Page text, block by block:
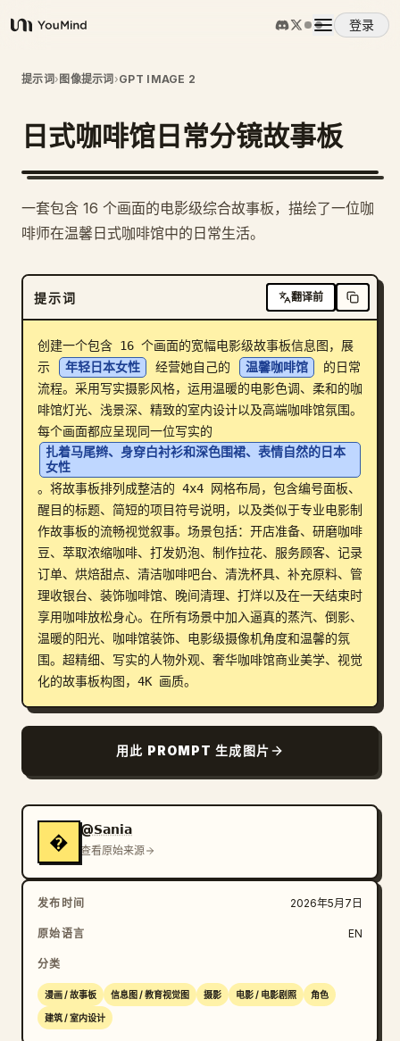
YouMind
登录
概览
使用案例
定价
下载
博客
提示词› 图像提示词 ›GPT IMAGE 2
日式咖啡馆日常分镜故事板
一套包含 16 个画面的电影级综合故事板，描绘了一位咖
啡师在温馨日式咖啡馆中的日常生活。
提示词 翻译前
创建一个包含 16 个画面的宽幅电影级故事板信息图，展
示
年轻日本女性 经营她自己的 温馨咖啡馆
的日常
流程。采用写实摄影风格，运用温暖的电影色调、柔和的咖
啡馆灯光、浅景深、精致的室内设计以及高端咖啡馆氛围。
每个画面都应呈现同一位写实的
扎着马尾辫、身穿白衬衫和深色围裙、表情自然的日本
女性
。将故事板排列成整洁的 4x4 网格布局，包含编号面板、
醒目的标题、简短的项目符号说明，以及类似于专业电影制
作故事板的流畅视觉叙事。场景包括：开店准备、研磨咖啡
豆、萃取浓缩咖啡、打发奶泡、制作拉花、服务顾客、记录
订单、烘焙甜点、清洁咖啡吧台、清洗杯具、补充原料、管
理收银台、装饰咖啡馆、晚间清理、打烊以及在一天结束时
享用咖啡放松身心。在所有场景中加入逼真的蒸汽、倒影、
温暖的阳光、咖啡馆装饰、电影级摄像机角度和温馨的氛
围。超精细、写实的人物外观、奢华咖啡馆商业美学、视觉
化的故事板构图，4K 画质。
用此 PROMPT 生成图片
�
@𝗦𝗮𝗻𝗶𝗮
查看原始来源
发布时间 2026年5月7日
原始语言 EN
分类
漫画 / 故事板 信息图 / 教育视觉图 摄影 电影 / 电影剧照 角色
建筑 / 室内设计